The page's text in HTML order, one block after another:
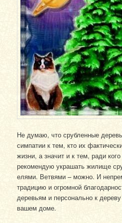
Не думаю, что срубленные
симпатии к тем, кто их
жизни, а значит и к тем, ради
рекомендую украшать жилище
елями. Ветвями – можно. И
традицию и огромной
деревьям и персонально к
вашем доме.